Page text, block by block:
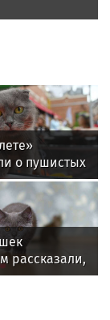
о пушистых
столичных
рассказали,
в